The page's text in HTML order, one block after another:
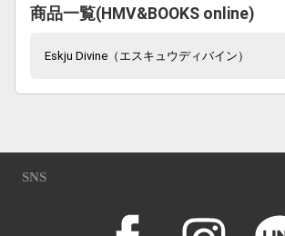
商品一覧(HMV&BOOKS online)
Eskju Divine（エスキュウディバイン）
SNS